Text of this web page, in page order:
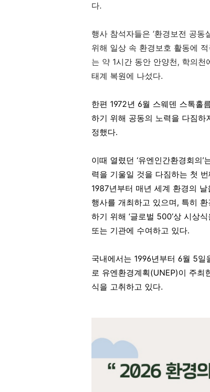
다.
행사 참석자들은 ‘환경보전 공동
위해 일상 속 환경보호 활동에
는 약 1시간 동안 안양천, 학의천
태계 복원에 나섰다.
한편 1972년 6월 스웨덴 스톡홀
하기 위해 공동의 노력을 다짐
정했다.
이때 열렸던 ‘유엔인간환경회의
력을 기울일 것을 다짐하는 첫
1987년부터 매년 세계 환경의
행사를 개최하고 있으며, 특히
하기 위해 ‘글로벌 500’상 시상
또는 기관에 수여하고 있다.
국내에서는 1996년부터 6월 5일
로 유엔환경계획(UNEP)이 주최
식을 고취하고 있다.